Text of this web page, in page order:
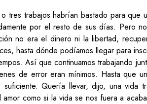
tres trabajos habrían bastado para que
por el resto de sus días. Pero
no era el dinero ni la libertad,
hasta dónde podíamos llegar para
Así que continuamos trabajando
de error eran mínimos. Hasta que
Quería llevar, dijo, una vida
como si la vida se nos fuera a